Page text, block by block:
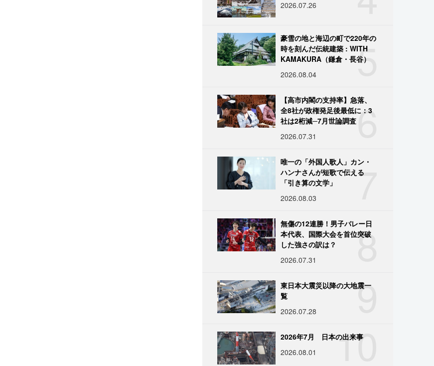
2026.07.26
5
豪雪の地と海辺の町で220年の
時を刻んだ伝統建築 : WITH
KAMAKURA（鎌倉・長谷）
2026.08.04
6
【高市内閣の支持率】急落、
全8社が政権発足後最低に：3
社は2桁減─7月世論調査
2026.07.31
7
唯一の「外国人歌人」カン・
ハンナさんが短歌で伝える
「引き算の文学」
2026.08.03
8
無傷の12連勝！男子バレー日
本代表、国際大会を首位突破
した強さの訳は？
2026.07.31
9
東日本大震災以降の大地震一
覧
2026.07.28
10
2026年7月 日本の出来事
2026.08.01